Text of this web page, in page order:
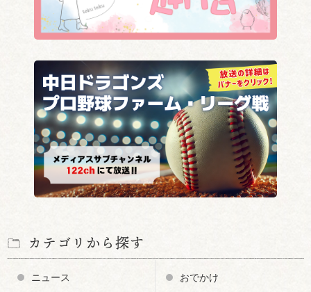
カテゴリから探す
ニュース おでかけ